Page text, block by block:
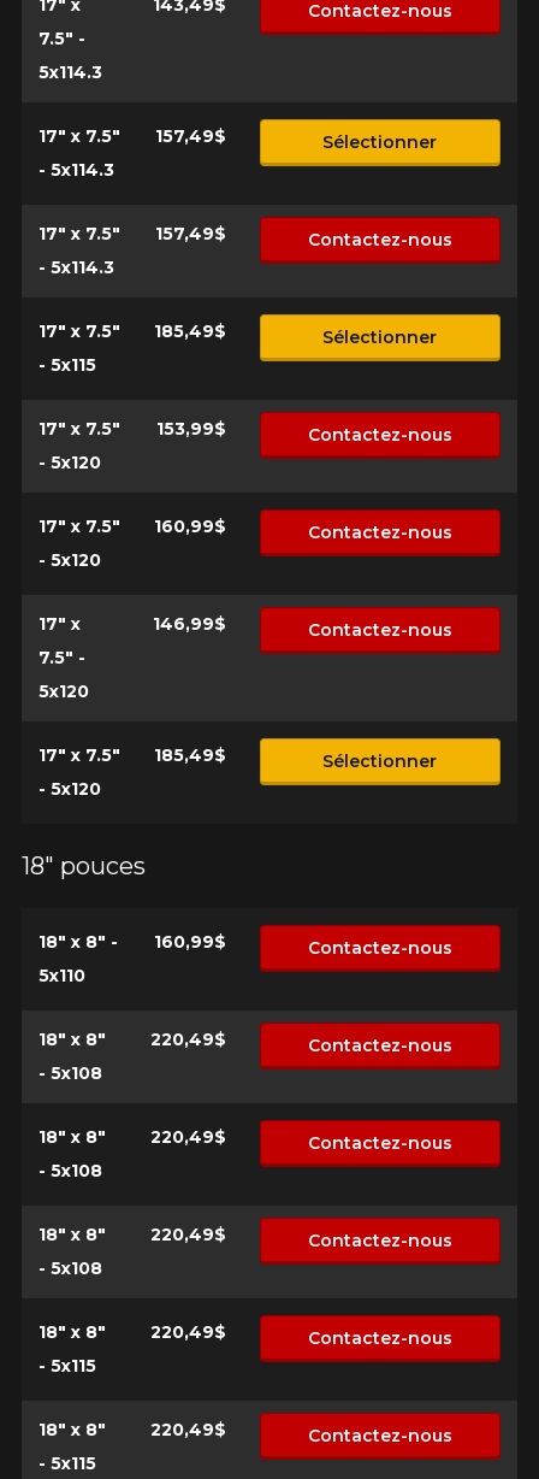
17" x
7.5" -
5x114.3
143,49$ Contactez-nous
17" x 7.5"
- 5x114.3
157,49$ Sélectionner
17" x 7.5"
- 5x114.3
157,49$ Contactez-nous
17" x 7.5"
- 5x115
185,49$ Sélectionner
17" x 7.5"
- 5x120
153,99$ Contactez-nous
17" x 7.5"
- 5x120
160,99$ Contactez-nous
17" x
7.5" -
5x120
146,99$ Contactez-nous
17" x 7.5"
- 5x120
185,49$ Sélectionner
18" pouces
18" x 8" -
5x110
160,99$ Contactez-nous
18" x 8"
- 5x108
220,49$ Contactez-nous
18" x 8"
- 5x108
220,49$ Contactez-nous
18" x 8"
- 5x108
220,49$ Contactez-nous
18" x 8"
- 5x115
220,49$ Contactez-nous
18" x 8"
- 5x115
220,49$ Contactez-nous